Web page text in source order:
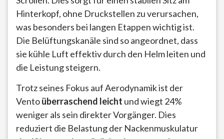
Hinterkopf, ohne Druckstellen zu verursachen,
was besonders bei langen Etappen wichtig ist.
Die Belüftungskanäle sind so angeordnet, dass
sie kühle Luft effektiv durch den Helm leiten und
die Leistung steigern.
Trotz seines Fokus auf Aerodynamik ist der
Ventoüberraschend leicht und wiegt 24%
weniger als sein direkter Vorgänger. Dies
reduziert die Belastung der Nackenmuskulatur